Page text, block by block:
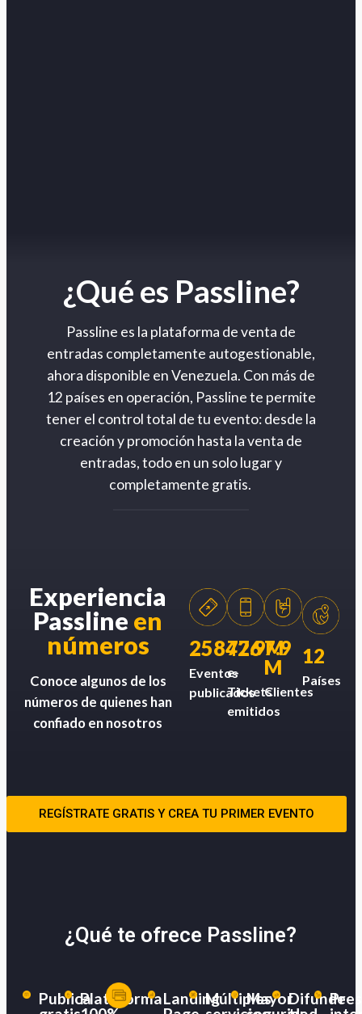
¿Qué es Passline?
Passline es la plataforma de venta de
entradas completamente autogestionable,
ahora disponible en Venezuela. Con más de
12 países en operación, Passline te permite
tener el control total de tu evento: desde la
creación y promoción hasta la venta de
entradas, todo en un solo lugar y
completamente gratis.
Experiencia
Passline en
números
Conoce algunos de los
números de quienes han
confiado en nosotros
258426
Eventos
publicados
77.9M
e-
Tickets
emitidos
7.9
M
Clientes
12
Países
REGÍSTRATE GRATIS Y CREA TU PRIMER EVENTO
¿Qué te ofrece Passline?
PublicaPlataformaLandingMúltiplesMayorDifunde